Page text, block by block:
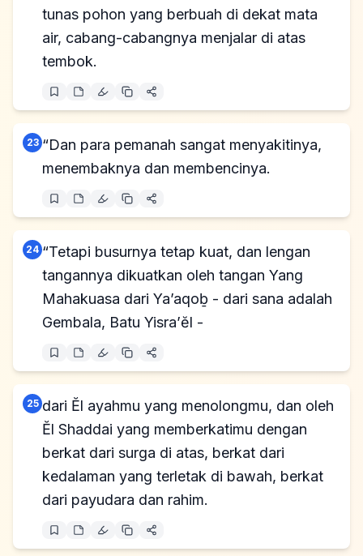
tunas pohon yang berbuah di dekat mata
air, cabang-cabangnya menjalar di atas
tembok.
23 “Dan para pemanah sangat menyakitinya,
menembaknya dan membencinya.
24 “Tetapi busurnya tetap kuat, dan lengan
tangannya dikuatkan oleh tangan Yang
Mahakuasa dari Ya’aqoḇ - dari sana adalah
Gembala, Batu Yisra’ĕl -
25 dari Ĕl ayahmu yang menolongmu, dan oleh
Ĕl Shaddai yang memberkatimu dengan
berkat dari surga di atas, berkat dari
kedalaman yang terletak di bawah, berkat
dari payudara dan rahim.